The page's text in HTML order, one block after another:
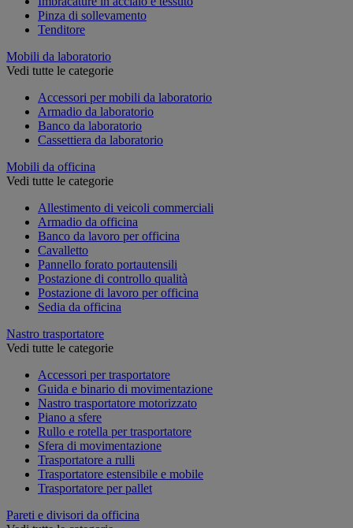
Pinza di sollevamento
Tenditore
Mobili da laboratorio
Vedi tutte le categorie
Accessori per mobili da laboratorio
Armadio da laboratorio
Banco da laboratorio
Cassettiera da laboratorio
Mobili da officina
Vedi tutte le categorie
Allestimento di veicoli commerciali
Armadio da officina
Banco da lavoro per officina
Cavalletto
Pannello forato portautensili
Postazione di controllo qualità
Postazione di lavoro per officina
Sedia da officina
Nastro trasportatore
Vedi tutte le categorie
Accessori per trasportatore
Guida e binario di movimentazione
Nastro trasportatore motorizzato
Piano a sfere
Rullo e rotella per trasportatore
Sfera di movimentazione
Trasportatore a rulli
Trasportatore estensibile e mobile
Trasportatore per pallet
Pareti e divisori da officina